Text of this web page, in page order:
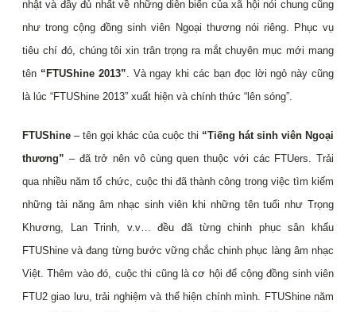
nhật và đầy đủ nhất về những diễn biến của xã hội nói chung cũng
như trong cộng đồng sinh viên Ngoại thương nói riêng. Phục vụ
tiêu chí đó, chúng tôi xin trân trọng ra mắt chuyên mục mới mang
tên “FTUShine 2013” . Và ngay khi các bạn đọc lời ngỏ này cũng
là lúc “FTUShine 2013” xuất hiện và chính thức “lên sóng”.
FTUShine – tên gọi khác của cuộc thi “Tiếng hát sinh viên Ngoại
thương” – đã trở nên vô cùng quen thuộc với các FTUers. Trải
qua nhiều năm tổ chức, cuộc thi đã thành công trong việc tìm kiếm
những tài năng âm nhạc sinh viên khi những tên tuổi như Trọng
Khương, Lan Trinh, v.v… đều đã từng chinh phục sân khấu
FTUShine và đang từng bước vững chắc chinh phục làng âm nhạc
Việt. Thêm vào đó, cuộc thi cũng là cơ hội để cộng đồng sinh viên
FTU2 giao lưu, trải nghiệm và thể hiện chính mình. FTUShine năm